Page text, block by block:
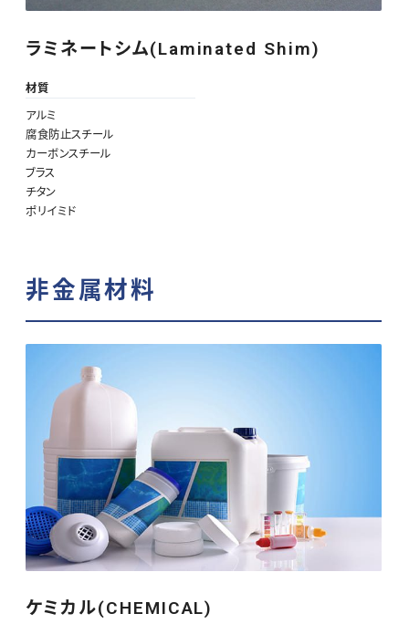
ラミネートシム(Laminated Shim)
材質
アルミ
腐食防止スチール
カーボンスチール
ブラス
チタン
ポリイミド
非金属材料
ケミカル(CHEMICAL)